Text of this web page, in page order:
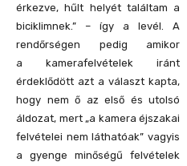
érkezve, hűlt helyét találtam a
biciklimnek.” – így a levél. A
rendőrségen pedig amikor
a kamerafelvételek iránt
érdeklődött azt a választ kapta,
hogy nem ő az első és utolsó
áldozat, mert „a kamera éjszakai
felvételei nem láthatóak” vagyis
a gyenge minőségű felvételek